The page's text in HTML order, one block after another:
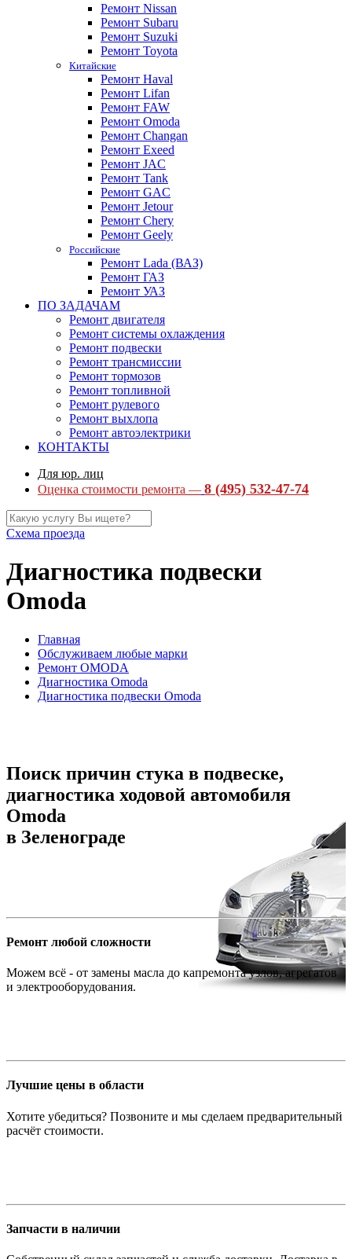
Ремонт Nissan
Ремонт Subaru
Ремонт Suzuki
Ремонт Toyota
Китайские
Ремонт Haval
Ремонт Lifan
Ремонт FAW
Ремонт Omoda
Ремонт Changan
Ремонт Exeed
Ремонт JAC
Ремонт Tank
Ремонт GAC
Ремонт Jetour
Ремонт Chery
Ремонт Geely
Российские
Ремонт Lada (ВАЗ)
Ремонт ГАЗ
Ремонт УАЗ
ПО ЗАДАЧАМ
Ремонт двигателя
Ремонт системы охлаждения
Ремонт подвески
Ремонт трансмиссии
Ремонт тормозов
Ремонт топливной
Ремонт рулевого
Ремонт выхлопа
Ремонт автоэлектрики
КОНТАКТЫ
Для юр. лиц
Оценка стоимости ремонта — 8 (495) 532-47-74
Схема проезда
Диагностика подвески
Omoda
Главная
Обслуживаем любые марки
Ремонт OMODA
Диагностика Omoda
Диагностика подвески Omoda
Поиск причин стука в подвеске,
диагностика ходовой автомобиля
Omoda
в Зеленограде
Ремонт любой сложности
Можем всё - от замены масла до капремонта узлов, агрегатов
и электрооборудования.
Лучшие цены в области
Хотите убедиться? Позвоните и мы сделаем предварительный
расчёт стоимости.
Запчасти в наличии